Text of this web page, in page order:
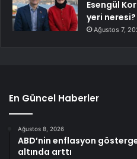
Esengül
yeri neresi?
Ağustos 7,
En Güncel Haberler
Ağustos 8, 2026
ABD’nin enflasyon
altında arttı